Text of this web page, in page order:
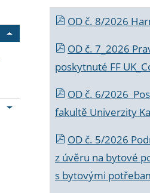
OD č. 8/2026
OD č. 7_2026
poskytnuté FF
OD č. 6/2026
fakultě Univerzity
OD č. 5/2026
z úvěru na bytové
s bytovými